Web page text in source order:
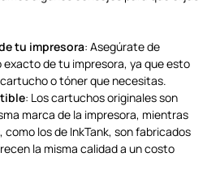
tu impresora: Asegúrate de
de tu impresora, ya que esto
o tóner que necesitas.
: Los cartuchos originales son
marca de la impresora, mientras
los de InkTank, son fabricados
la misma calidad a un costo